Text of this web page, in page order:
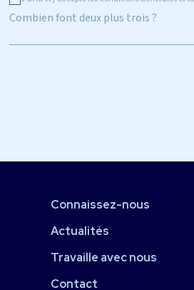
Combien font deux plus trois ?
Connaissez-nous
Actualités
Travaille avec nous
Contact